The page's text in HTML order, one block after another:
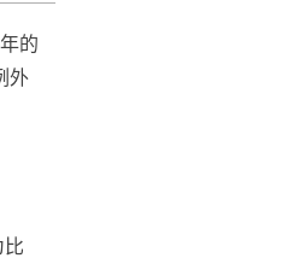
的
外
比